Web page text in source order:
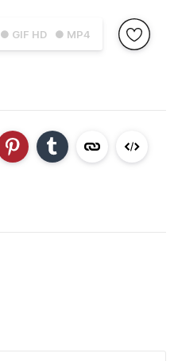
● GIF HD ● MP4